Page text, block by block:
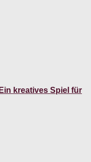
kreatives Spiel für